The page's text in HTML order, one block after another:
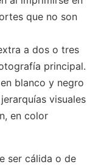
que no son
a dos o tres
principal.
blanco y negro
visuales
en color
ser cálida o de